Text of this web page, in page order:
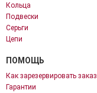
Кольца
Подвески
Серьги
Цепи
ПОМОЩЬ
Как зарезервировать заказ
Гарантии